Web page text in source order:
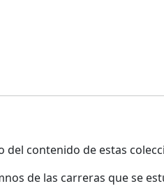
contenido de estas
de las carreras que se